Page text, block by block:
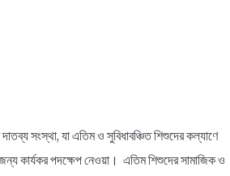
সংস্থা, যা এতিম ও সুবিধাবঞ্চিত শিশুদের কল্যাণে
কার্যকর পদক্ষেপ নেওয়া। এতিম শিশুদের সামাজিক ও